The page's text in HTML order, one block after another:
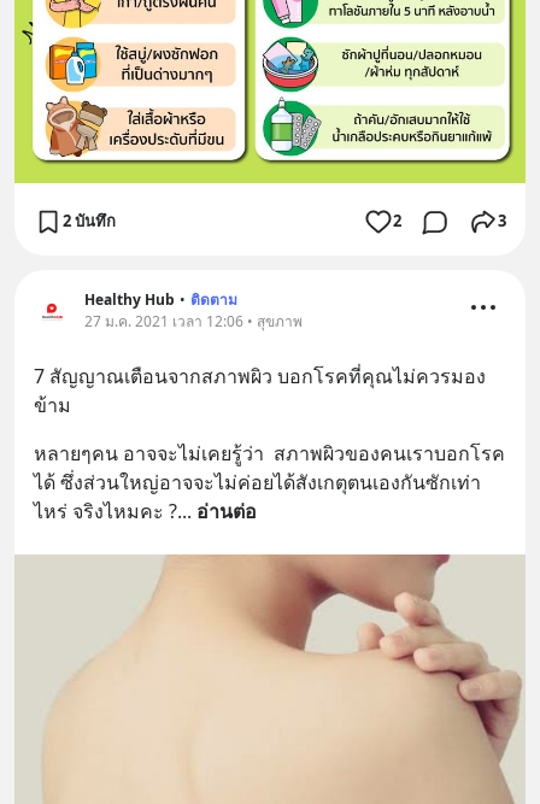
2 บันทึก 2 3
Healthy Hub • ติดตาม
27 ม.ค. 2021 เวลา 12:06 • สุขภาพ
7 สัญญาณเตือนจากสภาพผิว บอกโรคที่คุณไม่ควรมอง
ข้าม
หลายๆคน อาจจะไม่เคยรู้ว่า  สภาพผิวของคนเราบอกโรค
ได้ ซึ่งส่วนใหญ่อาจจะไม่ค่อยได้สังเกตุตนเองกันซักเท่า
ไหร่ จริงไหมคะ ?... อ่านต่อ